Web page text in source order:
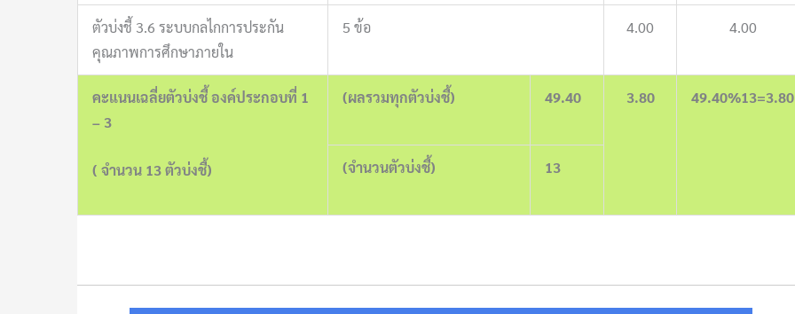
ตัวบ่งชี้ 3.6 ระบบกลไกการประกัน
คุณภาพการศึกษาภายใน
5 ข้อ 4.00 4.00
คะแนนเฉลี่ยตัวบ่งชี้ องค์ประกอบที่ 1
– 3
( จำนวน 13 ตัวบ่งชี้)
(ผลรวมทุกตัวบ่งชี้) 49.40 3.80 49.40%13=3.80
(จำนวนตัวบ่งชี้) 13